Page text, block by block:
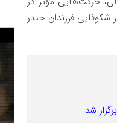
فرزندان حیدر
شد